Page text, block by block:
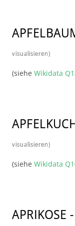
visualisieren)
(siehe Wikidata
visualisieren)
(siehe Wikidata
APRIKOSE -